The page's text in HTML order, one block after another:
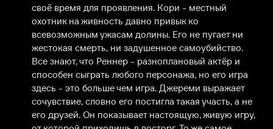
своё время для проявления. Кори - местный
охотник на живность давно привык ко
всевозможным ужасам долины. Его не пугает ни
жестокая смерть, ни задушенное самоубийство.
Все знают, что Реннер - разноплановый актёр и
способен сыграть любого персонажа, но его игра
здесь - это больше чем игра. Джереми выражает
сочувствие, словно его постигла такая участь, а не
его друзей. Он показывает настоящую, живую игру,